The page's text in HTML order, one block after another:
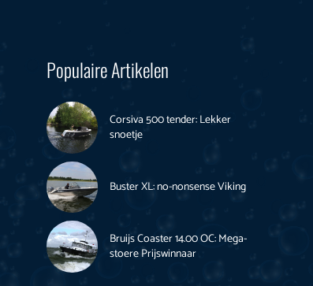
Populaire Artikelen
Corsiva 500 tender: Lekker
snoetje
Buster XL: no-nonsense Viking
Bruijs Coaster 14.00 OC: Mega-
stoere Prijswinnaar